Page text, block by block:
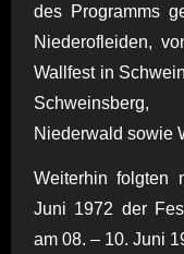
des Programms
Niederofleiden,
Wallfest in
Schweinsberg,
Niederwald sowie
Weiterhin folgten
Juni 1972 der
am 08. – 10. Juni